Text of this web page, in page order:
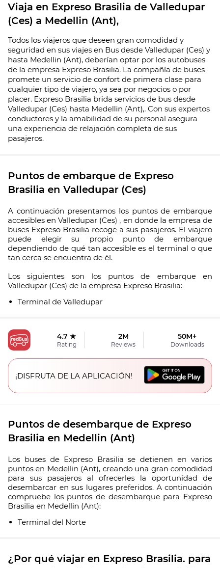
Viaja en Expreso Brasilia de Valledupar
(Ces) a Medellin (Ant),
Todos los viajeros que deseen gran comodidad y
seguridad en sus viajes en Bus desde Valledupar (Ces) y
hasta Medellin (Ant), deberían optar por los autobuses
de la empresa Expreso Brasilia. La compañía de buses
promete un servicio de confort de primera clase para
cualquier tipo de viajero, ya sea por negocios o por
placer. Expreso Brasilia brida servicios de bus desde
Valledupar (Ces) hasta Medellin (Ant),. Con sus expertos
conductores y la amabilidad de su personal asegura
una experiencia de relajación completa de sus
pasajeros.
Puntos de embarque de Expreso
Brasilia en Valledupar (Ces)
A continuación presentamos los puntos de embarque
accesibles en Valledupar (Ces) , en donde la empresa de
buses Expreso Brasilia recoge a sus pasajeros. El viajero
puede elegir su propio punto de embarque
dependiendo de qué tan accesible es el terminal o que
tan cerca se encuentra de él.
Los siguientes son los puntos de embarque en
Valledupar (Ces) de la empresa Expreso Brasilia:
Terminal de Valledupar
4.7 ★
Rating
2M
Reviews
50M+
Downloads
¡DISFRUTA DE LA APLICACIÓN!
Puntos de desembarque de Expreso
Brasilia en Medellin (Ant)
Los buses de Expreso Brasilia se detienen en varios
puntos en Medellin (Ant), creando una gran comodidad
para sus pasajeros al ofrecerles la oportunidad de
desembarcar en sus lugares preferidos. A continuación
compruebe los puntos de desembarque para Expreso
Brasilia en Medellin (Ant):
Terminal del Norte
¿Por qué viajar en Expreso Brasilia. para